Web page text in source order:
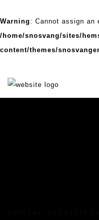
Warning : Cannot assign
/home/snosvang/sites/
content/themes/